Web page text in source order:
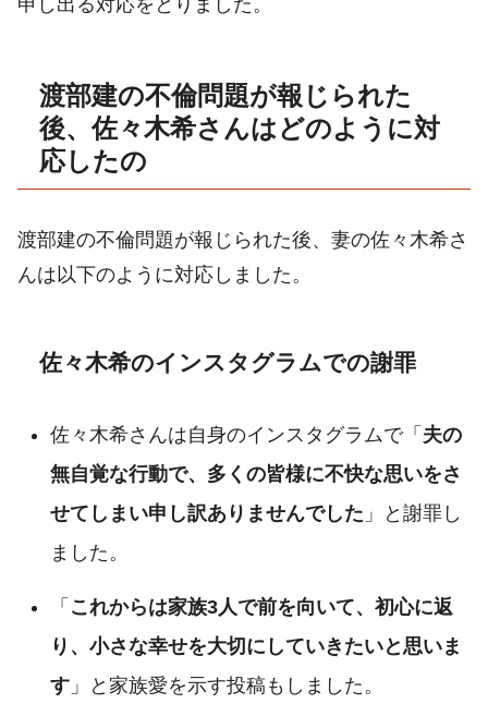
申し出る対応をとりました。
渡部建の不倫問題が報じられた
後、佐々木希さんはどのように対
応したの
渡部建の不倫問題が報じられた後、妻の佐々木希さ
んは以下のように対応しました。
佐々木希のインスタグラムでの謝罪
佐々木希さんは自身のインスタグラムで「 夫の
無自覚な行動で、多くの皆様に不快な思いをさ
せてしまい申し訳ありませんでした 」と謝罪し
ました。
「 これからは家族3人で前を向いて、初心に返
り、小さな幸せを大切にしていきたいと思いま
す」と家族愛を示す投稿もしました。